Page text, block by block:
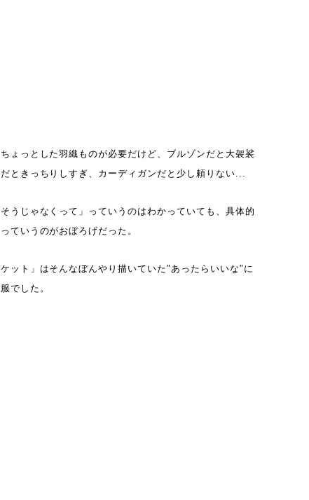
ょっとした羽織ものが必要だけど、ブルゾンだと大袈裟
ときっちりしすぎ、カーディガンだと少し頼りない...
うじゃなくって」っていうのはわかっていても、具体的
ていうのがおぼろげだった。
ット」はそんなぼんやり描いていた"あったらいいな"に
でした。